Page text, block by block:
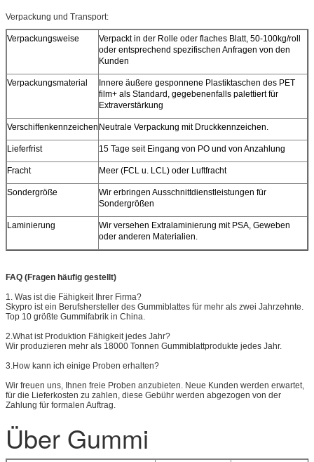
Verpackung und Transport:
Verpackungsweise
Verpackt in der Rolle oder flaches Blatt, 50-100kg/roll
oder entsprechend spezifischen Anfragen von den
Kunden
Verpackungsmaterial
Innere äußere gesponnene Plastiktaschen des PET
film+ als Standard, gegebenenfalls palettiert für
Extraverstärkung
Verschiffenkennzeichen Neutrale Verpackung mit Druckkennzeichen.
Lieferfrist 15 Tage seit Eingang von PO und von Anzahlung
Fracht Meer (FCL u. LCL) oder Luftfracht
Sondergröße
Wir erbringen Ausschnittdienstleistungen für
Sondergrößen
Laminierung
Wir versehen Extralaminierung mit PSA, Geweben
oder anderen Materialien.
FAQ (Fragen häufig gestellt)
1. Was ist die Fähigkeit Ihrer Firma?
Skypro ist ein Berufshersteller des Gummiblattes für mehr als zwei Jahrzehnte.
Top 10 größte Gummifabrik in China.
2.What ist Produktion Fähigkeit jedes Jahr?
Wir produzieren mehr als 18000 Tonnen Gummiblattprodukte jedes Jahr.
3.How kann ich einige Proben erhalten?
Wir freuen uns, Ihnen freie Proben anzubieten. Neue Kunden werden erwartet,
für die Lieferkosten zu zahlen, diese Gebühr werden abgezogen von der
Zahlung für formalen Auftrag.
Über Gummi